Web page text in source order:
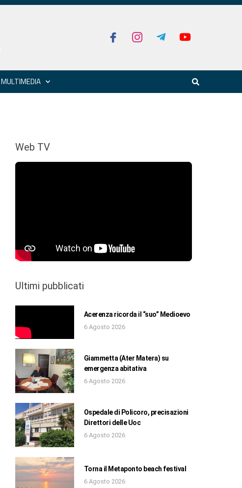
MULTIMEDIA
Web TV
Ultimi pubblicati
Acerenza ricorda il “suo” Medioevo
6 Agosto 2026
Giammetta (Ater Matera) su
emergenza abitativa
6 Agosto 2026
Ospedale di Policoro, precisazioni
Direttori delle Uoc
6 Agosto 2026
Torna il Metaponto beach festival
6 Agosto 2026